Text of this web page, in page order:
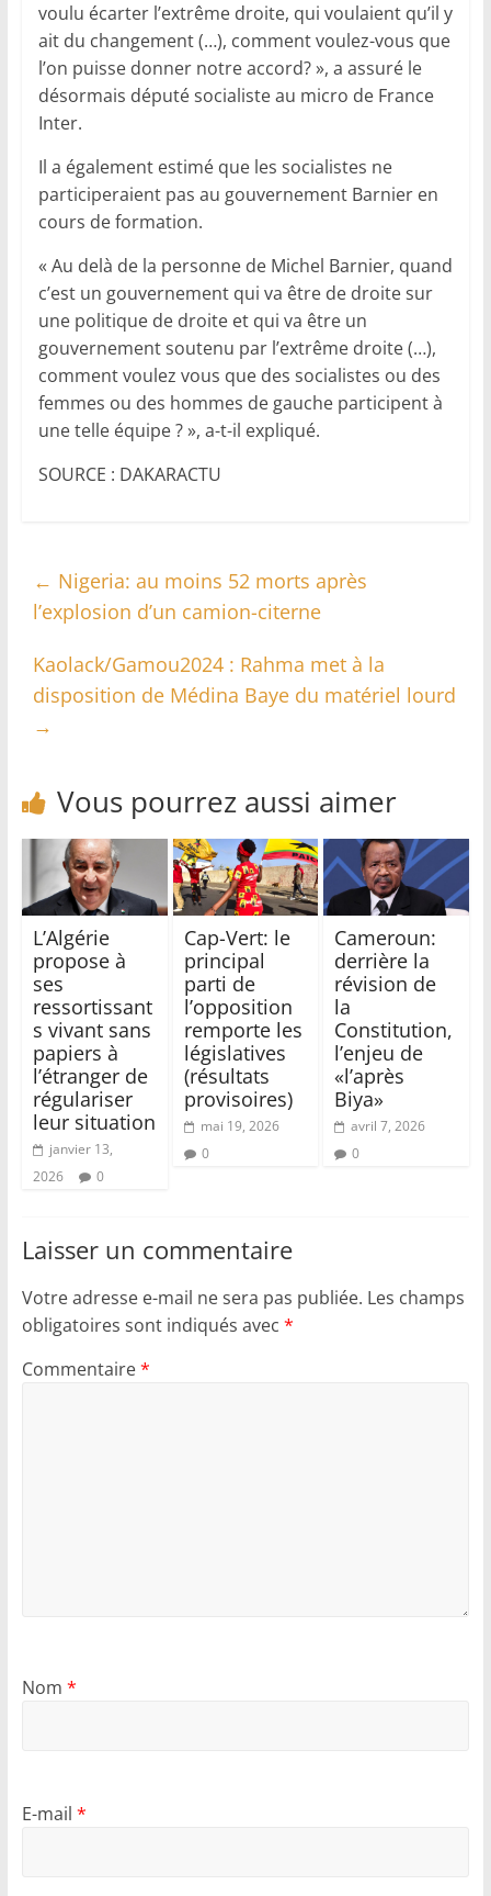
voulu écarter l’extrême droite, qui voulaient qu’il y
ait du changement (…), comment voulez-vous que
l’on puisse donner notre accord? », a assuré le
désormais député socialiste au micro de France
Inter.
Il a également estimé que les socialistes ne
participeraient pas au gouvernement Barnier en
cours de formation.
« Au delà de la personne de Michel Barnier, quand
c’est un gouvernement qui va être de droite sur
une politique de droite et qui va être un
gouvernement soutenu par l’extrême droite (…),
comment voulez vous que des socialistes ou des
femmes ou des hommes de gauche participent à
une telle équipe ? », a-t-il expliqué.
SOURCE : DAKARACTU
← Nigeria: au moins 52 morts après
l’explosion d’un camion-citerne
Kaolack/Gamou2024 : Rahma met à la
disposition de Médina Baye du matériel lourd
→
Vous pourrez aussi aimer
L’Algérie
propose à
ses
ressortissant
s vivant sans
papiers à
l’étranger de
régulariser
leur situation
janvier 13,
2026
0
Cap-Vert: le
principal
parti de
l’opposition
remporte les
législatives
(résultats
provisoires)
mai 19, 2026
0
Cameroun:
derrière la
révision de
la
Constitution,
l’enjeu de
«l’après
Biya»
avril 7, 2026
0
Laisser un commentaire
Votre adresse e-mail ne sera pas publiée. Les champs
obligatoires sont indiqués avec *
Commentaire*
Nom *
E-mail *